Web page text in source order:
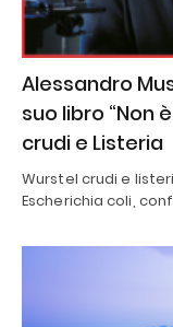
Alessandro
suo libro “Non
crudi e Listeria
Wurstel crudi e
Escherichia coli,